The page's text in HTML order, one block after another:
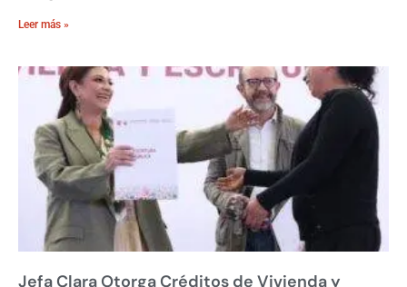
Leer más »
Jefa Clara Otorga Créditos de Vivienda y